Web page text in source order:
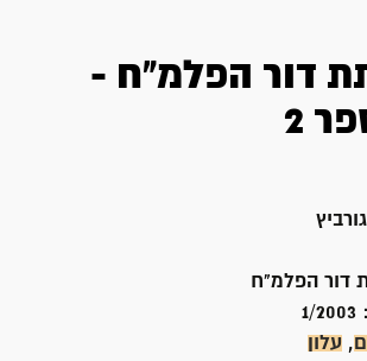
דור הפלמ"ח -
2
דור הפלמ"ח
, עלון